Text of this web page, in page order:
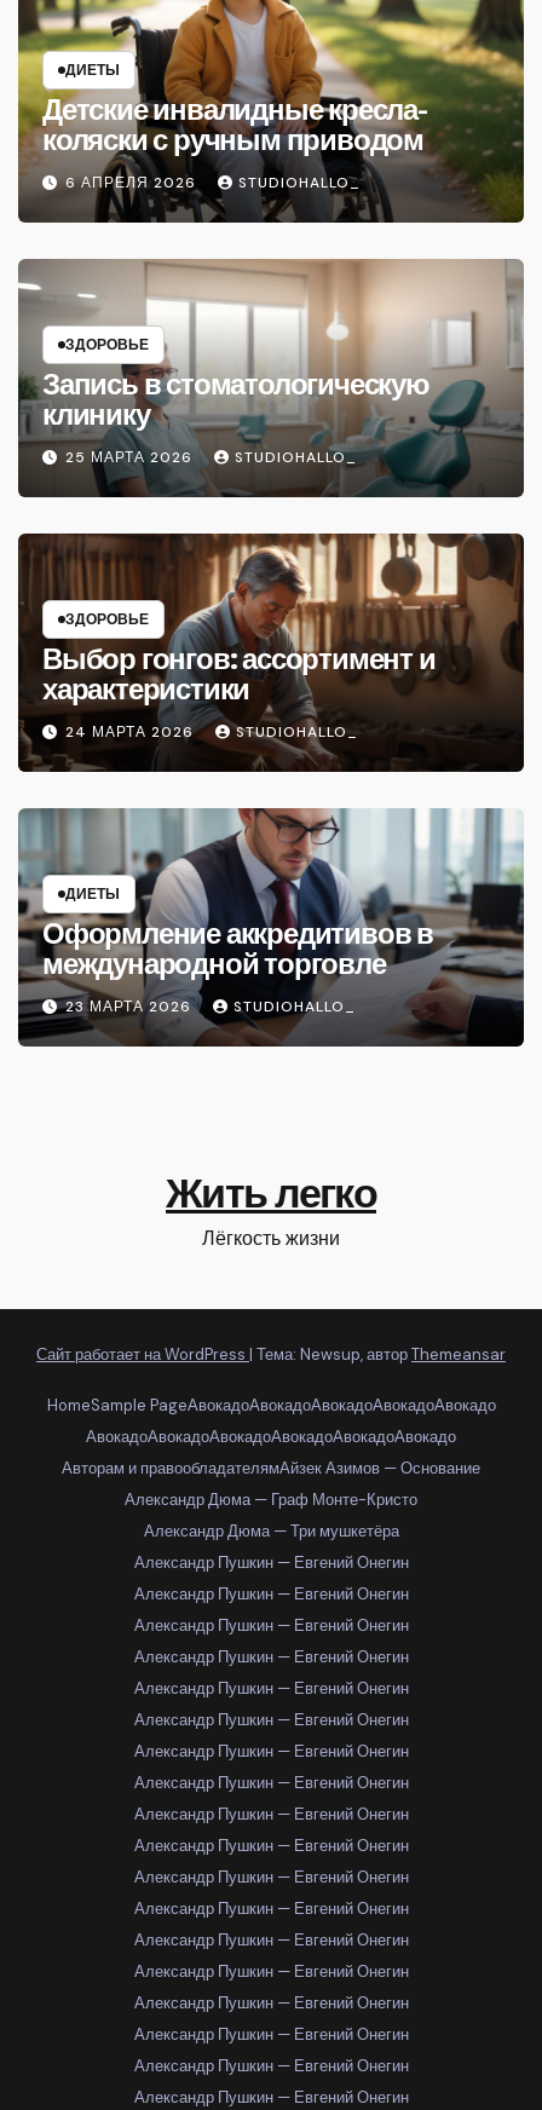
ДИЕТЫ
Детские инвалидные кресла-
коляски с ручным приводом
6 АПРЕЛЯ 2026 STUDIOHALLO_
ЗДОРОВЬЕ
Запись в стоматологическую
клинику
25 МАРТА 2026 STUDIOHALLO_
ЗДОРОВЬЕ
Выбор гонгов: ассортимент и
характеристики
24 МАРТА 2026 STUDIOHALLO_
ДИЕТЫ
Оформление аккредитивов в
международной торговле
23 МАРТА 2026 STUDIOHALLO_
Жить легко
Лёгкость жизни
Сайт работает на WordPress | Тема: Newsup, авторThemeansar
HomeSample PageАвокадоАвокадоАвокадоАвокадоАвокадо
АвокадоАвокадоАвокадоАвокадоАвокадоАвокадо
Авторам и правообладателямАйзек Азимов — Основание
Александр Дюма — Граф Монте-Кристо
Александр Дюма — Три мушкетёра
Александр Пушкин — Евгений Онегин
Александр Пушкин — Евгений Онегин
Александр Пушкин — Евгений Онегин
Александр Пушкин — Евгений Онегин
Александр Пушкин — Евгений Онегин
Александр Пушкин — Евгений Онегин
Александр Пушкин — Евгений Онегин
Александр Пушкин — Евгений Онегин
Александр Пушкин — Евгений Онегин
Александр Пушкин — Евгений Онегин
Александр Пушкин — Евгений Онегин
Александр Пушкин — Евгений Онегин
Александр Пушкин — Евгений Онегин
Александр Пушкин — Евгений Онегин
Александр Пушкин — Евгений Онегин
Александр Пушкин — Евгений Онегин
Александр Пушкин — Евгений Онегин
Александр Пушкин — Евгений Онегин